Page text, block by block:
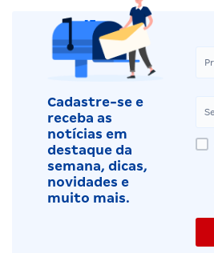
Cadastre-se e
receba as
notícias em
destaque da
semana, dicas,
novidades e
muito mais.